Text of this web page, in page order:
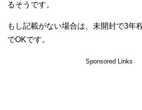
るそうです。
もし記載がない場合は、未開封で3年
でOKです。
Sponsored Links